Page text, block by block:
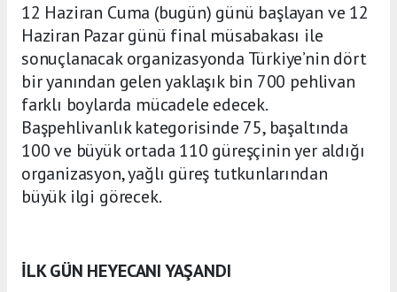
12 Haziran Cuma (bugün) günü başlayan ve 12
Haziran Pazar günü final müsabakası ile
sonuçlanacak organizasyonda Türkiye’nin dört
bir yanından gelen yaklaşık bin 700 pehlivan
farklı boylarda mücadele edecek.
Başpehlivanlık kategorisinde 75, başaltında
100 ve büyük ortada 110 güreşçinin yer aldığı
organizasyon, yağlı güreş tutkunlarından
büyük ilgi görecek.
İLK GÜN HEYECANI YAŞANDI